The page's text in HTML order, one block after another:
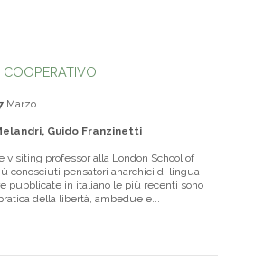
Marzo
Guido Franzinetti
visiting professor alla London School of
conosciuti pensatori anarchici di lingua
pubblicate in italiano le più recenti sono
della libertà, ambedue e...